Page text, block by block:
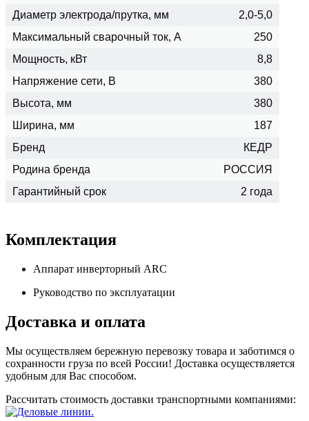
Диаметр электрода/прутка, мм
2,0-5,0
Максимальный сварочный ток, А
250
Мощность, кВт
8,8
Напряжение сети, В
380
Высота, мм
380
Ширина, мм
187
Бренд
КЕДР
Родина бренда
РОССИЯ
Гарантийный срок
2 года
Комплектация
Аппарат инверторный ARC
Руководство по эксплуатации
Доставка и оплата
Мы осуществляем бережную перевозку товара и заботимся о
сохранности груза по всей России! Доставка осуществляется
удобным для Вас способом.
Рассчитать стоимость доставки транспортными компаниями: